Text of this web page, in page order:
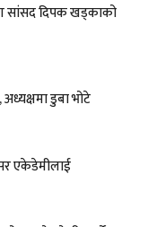
सांसद दिपक खड्काको
डुबा भोटे
एकेडेमीलाई